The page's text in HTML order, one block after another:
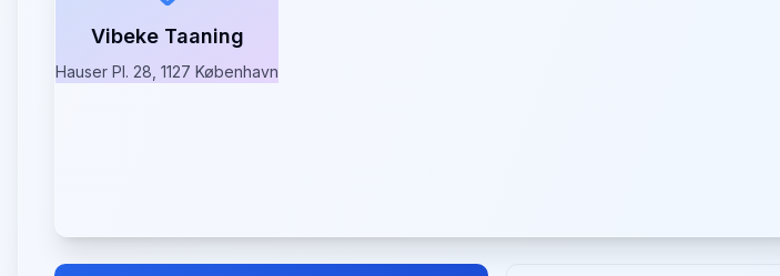
Vibeke Taaning
Hauser Pl. 28, 1127 København